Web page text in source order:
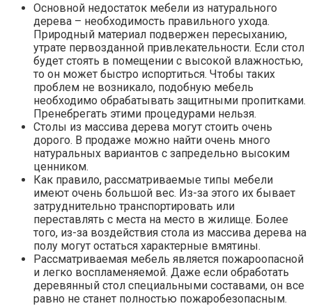
Основной недостаток мебели из натурального
дерева – необходимость правильного ухода.
Природный материал подвержен пересыханию,
утрате первозданной привлекательности. Если стол
будет стоять в помещении с высокой влажностью,
то он может быстро испортиться. Чтобы таких
проблем не возникало, подобную мебель
необходимо обрабатывать защитными пропитками.
Пренебрегать этими процедурами нельзя.
Столы из массива дерева могут стоить очень
дорого. В продаже можно найти очень много
натуральных вариантов с запредельно высоким
ценником.
Как правило, рассматриваемые типы мебели
имеют очень большой вес. Из-за этого их бывает
затруднительно транспортировать или
переставлять с места на место в жилище. Более
того, из-за воздействия стола из массива дерева на
полу могут остаться характерные вмятины.
Рассматриваемая мебель является пожароопасной
и легко воспламеняемой. Даже если обработать
деревянный стол специальными составами, он все
равно не станет полностью пожаробезопасным.